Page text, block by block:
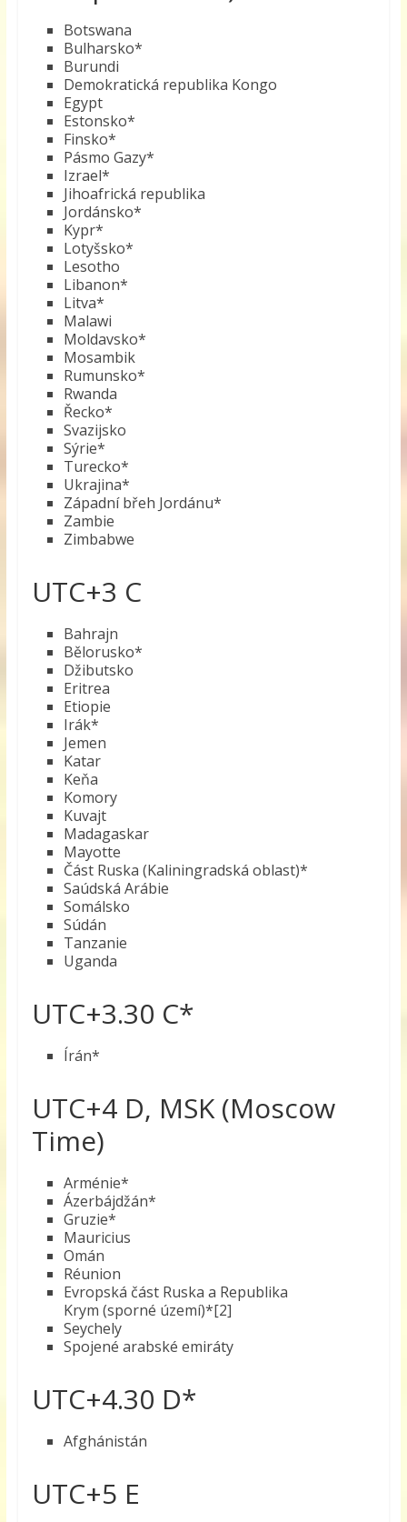
Botswana
Bulharsko*
Burundi
Demokratická republika Kongo
Egypt
Estonsko*
Finsko*
Pásmo Gazy*
Izrael*
Jihoafrická republika
Jordánsko*
Kypr*
Lotyšsko*
Lesotho
Libanon*
Litva*
Malawi
Moldavsko*
Mosambik
Rumunsko*
Rwanda
Řecko*
Svazijsko
Sýrie*
Turecko*
Ukrajina*
Západní břeh Jordánu*
Zambie
Zimbabwe
UTC+3 C
Bahrajn
Bělorusko*
Džibutsko
Eritrea
Etiopie
Irák*
Jemen
Katar
Keňa
Komory
Kuvajt
Madagaskar
Mayotte
Část Ruska (Kaliningradská oblast)*
Saúdská Arábie
Somálsko
Súdán
Tanzanie
Uganda
UTC+3.30 C*
Írán*
UTC+4 D, MSK (Moscow
Time)
Arménie*
Ázerbájdžán*
Gruzie*
Mauricius
Omán
Réunion
Evropská část Ruska a Republika
Krym (sporné území)*[2]
Seychely
Spojené arabské emiráty
UTC+4.30 D*
Afghánistán
UTC+5 E